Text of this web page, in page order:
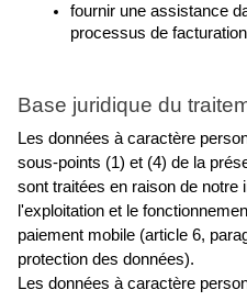
fournir une assistance
processus de
Base juridique du
Les données à caractère
sous-points (1) et (4) de la
sont traitées en raison de notre
l'exploitation et le
paiement mobile (article 6,
protection des données).
Les données à caractère